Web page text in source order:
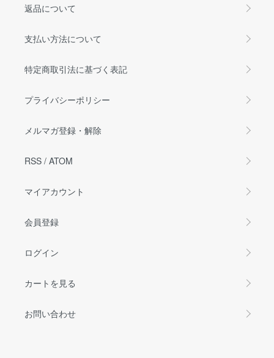
返品について
支払い方法について
特定商取引法に基づく表記
プライバシーポリシー
メルマガ登録・解除
RSS / ATOM
マイアカウント
会員登録
ログイン
カートを見る
お問い合わせ